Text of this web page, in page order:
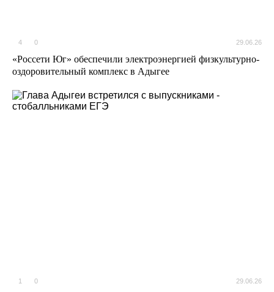
4 0 29.06.26
«Россети Юг» обеспечили электроэнергией физкультурно-
оздоровительный комплекс в Адыгее
1 0 29.06.26